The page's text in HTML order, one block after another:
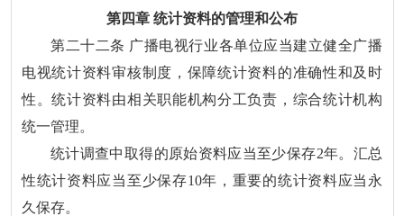
第四章 统计资料的管理和公布
第二十二条 广播电视行业各单位应当建立健全广播
电视统计资料审核制度，保障统计资料的准确性和及时
性。统计资料由相关职能机构分工负责，综合统计机构
统一管理。
统计调查中取得的原始资料应当至少保存2年。汇总
性统计资料应当至少保存10年，重要的统计资料应当永
久保存。